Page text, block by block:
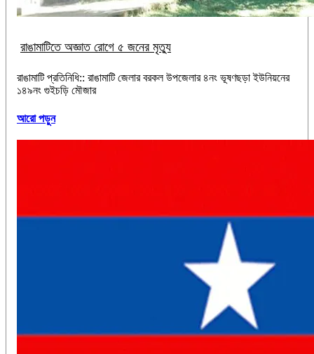
রাঙামাটিতে অজ্ঞাত রোগে ৫ জনের মৃত্যু
রাঙামাটি প্রতিনিধি:: রাঙামাটি জেলার বরকল উপজেলার ৪নং ভূষণছড়া ইউনিয়নের
১৪৯নং গুইচড়ি মৌজার
আরো পড়ুন